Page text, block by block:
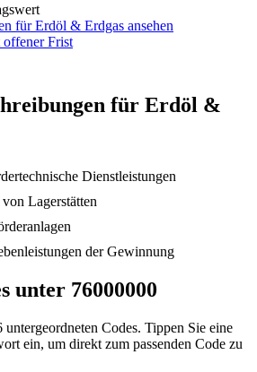
fürErdöl & Erdgas ansehen
offener Frist
für Erdöl &
Dienstleistungen
Lagerstätten
der Gewinnung
unter 76000000
untergeordneten Codes. Tippen Sie eine
ein, um direkt zum passenden Code zu